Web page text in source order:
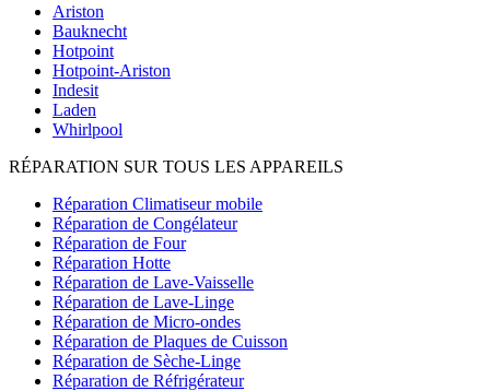
Ariston
Bauknecht
Hotpoint
Hotpoint-Ariston
Indesit
Laden
Whirlpool
RÉPARATION SUR TOUS LES APPAREILS
Réparation Climatiseur mobile
Réparation de Congélateur
Réparation de Four
Réparation Hotte
Réparation de Lave-Vaisselle
Réparation de Lave-Linge
Réparation de Micro-ondes
Réparation de Plaques de Cuisson
Réparation de Sèche-Linge
Réparation de Réfrigérateur